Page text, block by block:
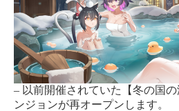
– 以前開催されていた【冬の国
ンジョンが再オープンします。